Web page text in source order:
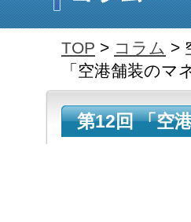
TOP > コラム >
「空港舗装の
第12回 「空